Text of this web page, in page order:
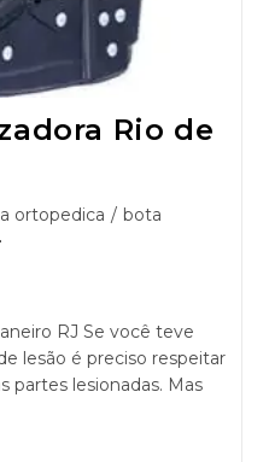
Rio de
ortopedica / bota
RJ Se você teve
lesão é preciso respeitar
partes lesionadas. Mas